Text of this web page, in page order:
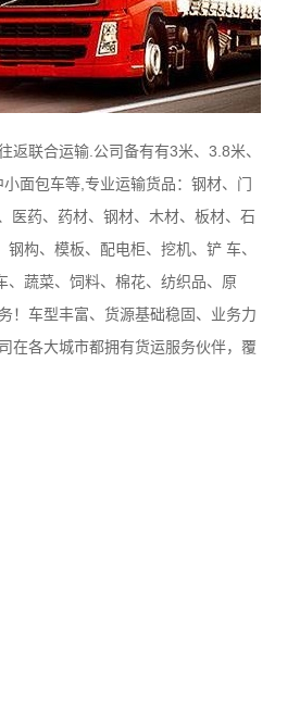
联合运输.公司备有有3米、3.8米、
面包车等,专业运输货品：钢材、门
医药、药材、钢材、木材、板材、石
构、模板、配电柜、挖机、铲 车、
、蔬菜、饲料、棉花、纺织品、原
！车型丰富、货源基础稳固、业务力
在各大城市都拥有货运服务伙伴，覆